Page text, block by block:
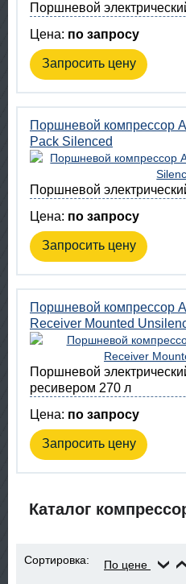
Поршневой
Цена: по запросу
Запросить цену
Поршневой компрессор
Pack Silenced
Поршневой
Цена: по запросу
Запросить цену
Поршневой компрессор
Receiver Mounted
Поршневой электрический 1110 л/мин, 15 бар с
ресивером 270 л
Цена: по запросу
Запросить цену
Каталог
Сортировка: По цене